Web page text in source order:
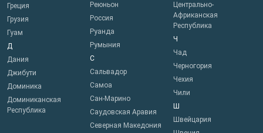
Греция
Грузия
Гуам
Д
Дания
Джибути
Доминика
Доминиканская
Республика
Реюньон
Россия
Руанда
Румыния
С
Сальвадор
Самоа
Сан-Марино
Саудовская Аравия
Северная Македония
Центрально-
Африканская
Республика
Ч
Чад
Черногория
Чехия
Чили
Ш
Швейцария